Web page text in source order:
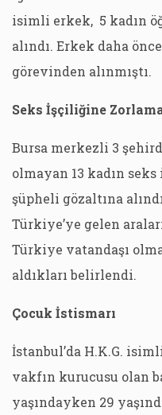
isimli erkek, 5 kadın
alındı. Erkek daha
görevinden alınmıştı.
Seks İşçiliğine
Bursa merkezli 3
olmayan 13 kadın
şüpheli gözaltına
Türkiye’ye gelen
Türkiye vatandaşı
aldıkları belirlendi.
Çocuk İstismarı
İstanbul’da H.K.G.
vakfın kurucusu olan
yaşındayken 29